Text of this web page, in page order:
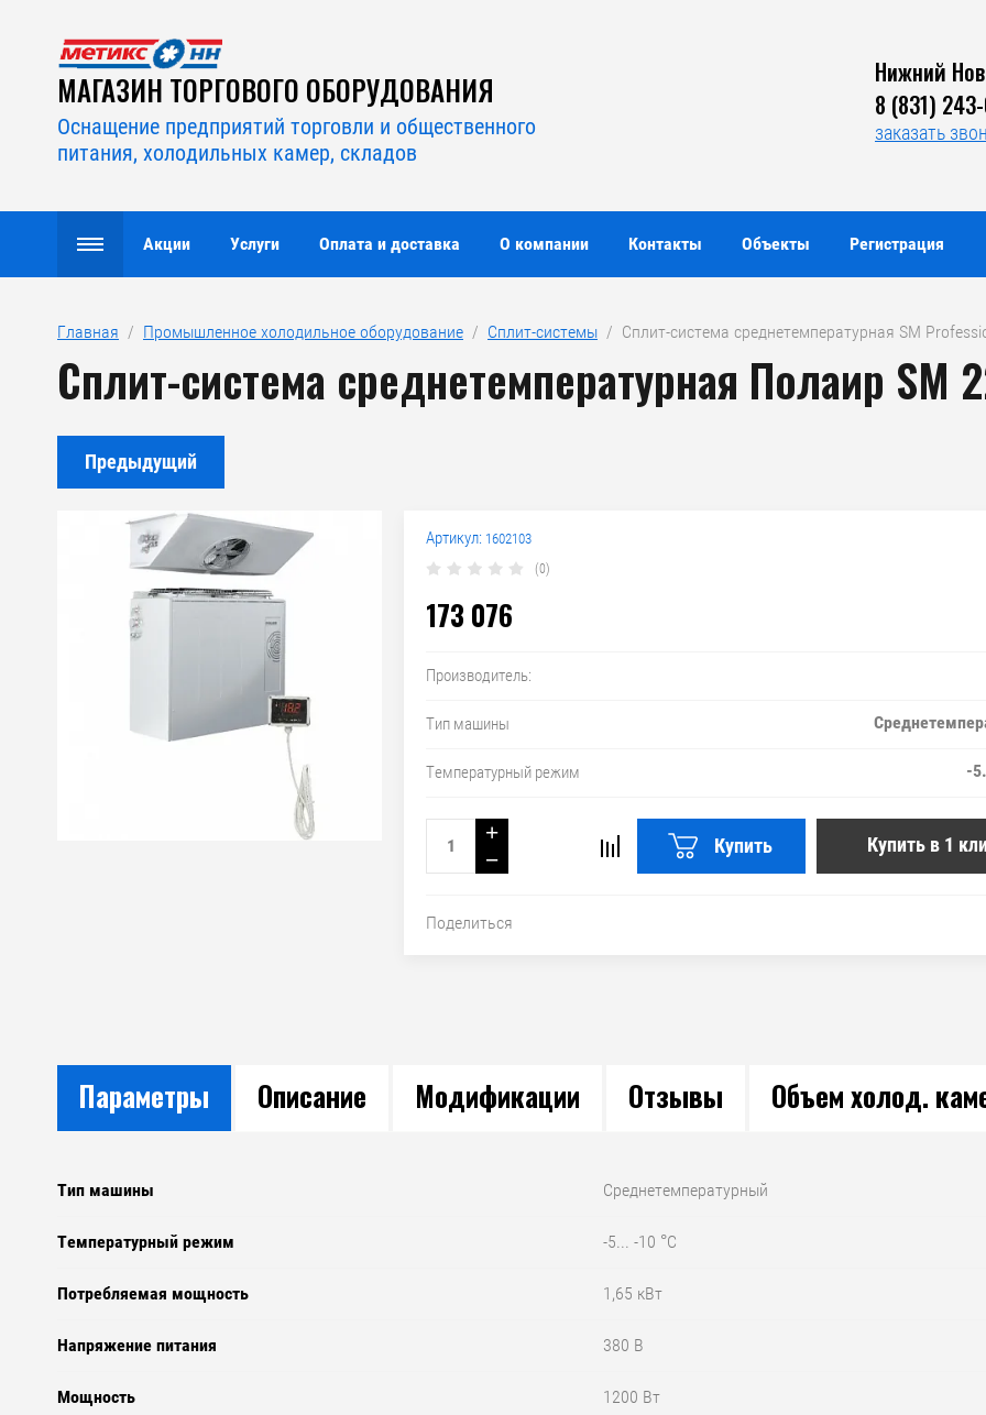
Акции Услуги Оплата и доставка О компании Контакты Объекты Регистрация
МАГАЗИН ТОРГОВОГО ОБОРУДОВАНИЯ
Оснащение предприятий торговли и общественного
питания, холодильных камер, складов
Нижний
8 (831)
заказать
Главная
  /
Промышленное холодильное оборудование
  /
Сплит-системы
/  Сплит-система среднетемпературная SM
Сплит-система среднетемпературная Полаир SM
Предыдущий
Артикул: 1602103
(0)
173 076
Производитель:
Тип машины
Температурный режим -
+
−
Купить Купить в 1
Поделиться
Параметры Описание Модификации Отзывы Объем холод.
Тип машины Среднетемпературный
Температурный режим -5... -10 °C
Потребляемая мощность 1,65 кВт
Напряжение питания 380 В
Мощность 1200 Вт